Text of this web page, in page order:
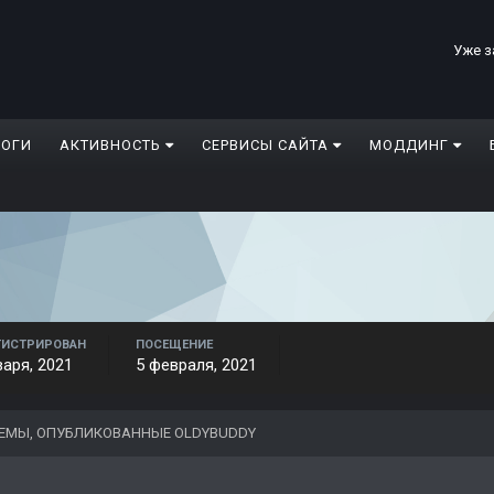
Уже
АКТИВНОСТЬ СЕРВИСЫ САЙТА МОДДИНГ
2021
ПОСЕЩЕНИЕ
5 февраля, 2021
ОПУБЛИКОВАННЫЕ OLDYBUDDY